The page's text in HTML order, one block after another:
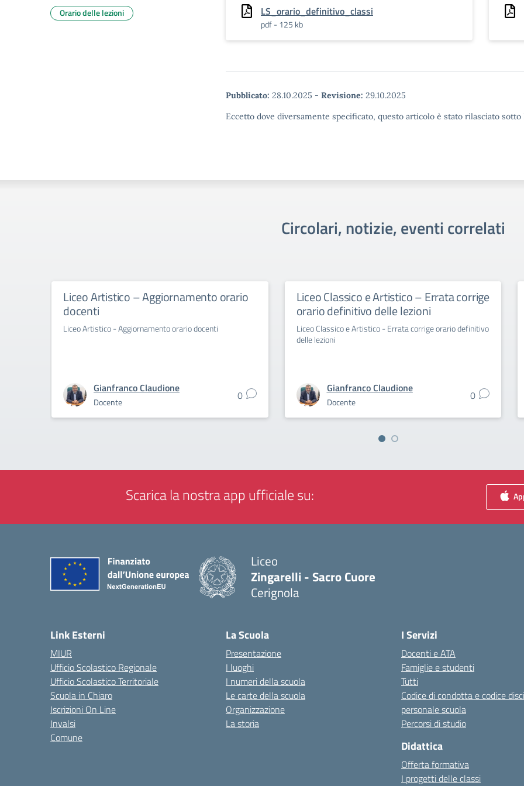
LS_orario_definitivo_classi
pdf - 125 kb
Pubblicato: 28.10.2025 - Revisione: 29.10.2025
Eccetto dove diversamente specificato, questo articolo è stato rilasciato
Orario delle lezioni
Circolari, notizie, eventi correlati
Liceo Artistico – Aggiornamento orario
docenti
Liceo Artistico - Aggiornamento orario docenti
Gianfranco Claudione
Docente 0
Liceo Classico e Artistico – Errata corrige
orario definitivo delle lezioni
Liceo Classico e Artistico - Errata corrige orario definitivo
delle lezioni
Gianfranco Claudione
Docente 0
Scarica la nostra app ufficiale su:
Liceo
Zingarelli - Sacro Cuore
Cerignola
Link Esterni
MIUR
Ufficio Scolastico Regionale
Ufficio Scolastico Territoriale
Scuola in Chiaro
Iscrizioni On Line
Invalsi
Comune
La Scuola
Presentazione
I luoghi
I numeri della scuola
Le carte della scuola
Organizzazione
La storia
I Servizi
Docenti e ATA
Famiglie e studenti
Tutti
Codice di condotta e codice
personale scuola
Percorsi di studio
Didattica
Offerta formativa
I progetti delle classi